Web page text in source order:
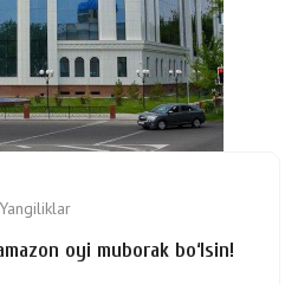
Yangiliklar
oyi muborak bo‘lsin!